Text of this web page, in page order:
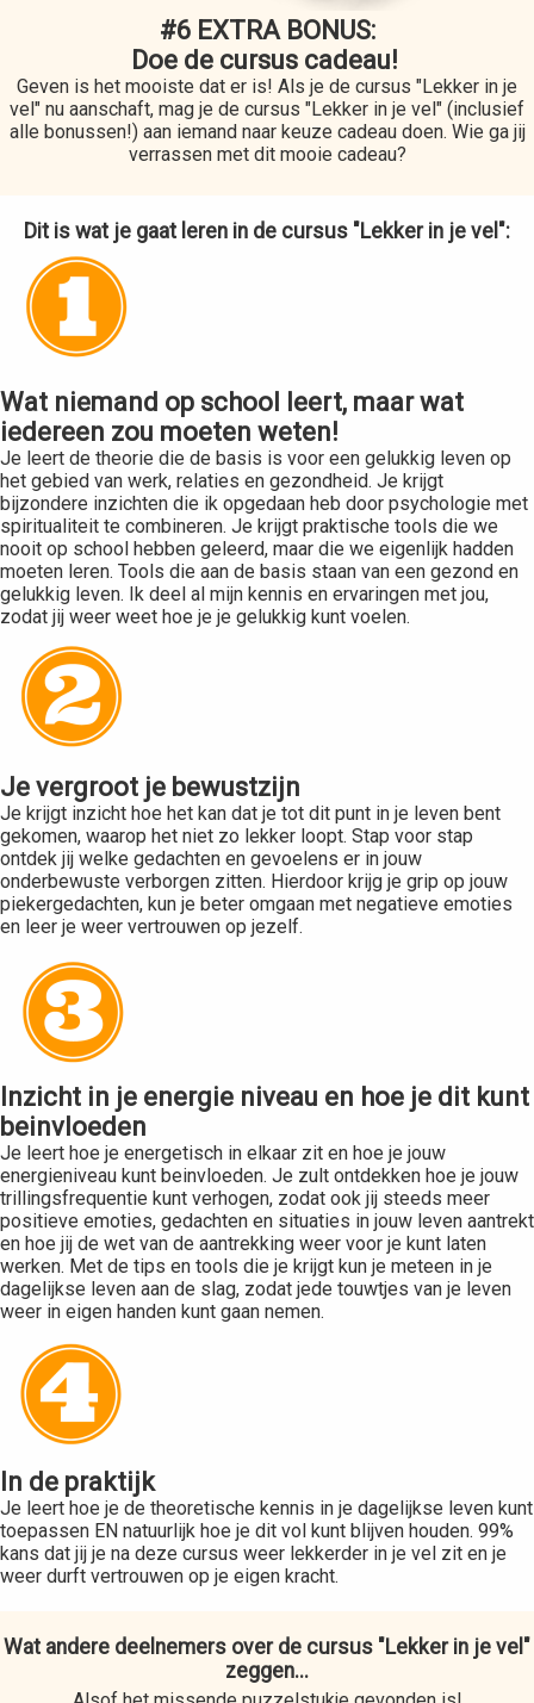
#6 EXTRA BONUS:
Doe de cursus cadeau!
Geven is het mooiste dat er is! Als je de cursus "Lekker in je
vel" nu aanschaft, mag je de cursus "Lekker in je vel" (inclusief
alle bonussen!) aan iemand naar keuze cadeau doen. Wie ga jij
verrassen met dit mooie cadeau?
Dit is wat je gaat leren in de cursus "Lekker in je vel":
Wat niemand op school leert, maar wat
iedereen zou moeten weten!
Je leert de theorie die de basis is voor een gelukkig leven op
het gebied van werk, relaties en gezondheid. Je krijgt
bijzondere inzichten die ik opgedaan heb door psychologie met
spiritualiteit te combineren. Je krijgt praktische tools die we
nooit op school hebben geleerd, maar die we eigenlijk hadden
moeten leren. Tools die aan de basis staan van een gezond en
gelukkig leven. Ik deel al mijn kennis en ervaringen met jou,
zodat jij weer weet hoe je je gelukkig kunt voelen.
Je vergroot je bewustzijn
Je krijgt inzicht hoe het kan dat je tot dit punt in je leven bent
gekomen, waarop het niet zo lekker loopt. Stap voor stap
ontdek jij welke gedachten en gevoelens er in jouw
onderbewuste verborgen zitten. Hierdoor krijg je grip op jouw
piekergedachten, kun je beter omgaan met negatieve emoties
en leer je weer vertrouwen op jezelf.
Inzicht in je energie niveau en hoe je dit kunt
beinvloeden
Je leert hoe je energetisch in elkaar zit en hoe je jouw
energieniveau kunt beinvloeden. Je zult ontdekken hoe je jouw
trillingsfrequentie kunt verhogen, zodat ook jij steeds meer
positieve emoties, gedachten en situaties in jouw leven aantrekt
en hoe jij de wet van de aantrekking weer voor je kunt laten
werken. Met de tips en tools die je krijgt kun je meteen in je
dagelijkse leven aan de slag, zodat jede touwtjes van je leven
weer in eigen handen kunt gaan nemen.
In de praktijk
Je leert hoe je de theoretische kennis in je dagelijkse leven kunt
toepassen EN natuurlijk hoe je dit vol kunt blijven houden. 99%
kans dat jij je na deze cursus weer lekkerder in je vel zit en je
weer durft vertrouwen op je eigen kracht.
Wat andere deelnemers over de cursus "Lekker in je vel"
zeggen...